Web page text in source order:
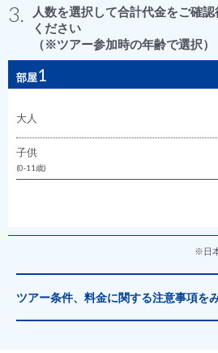
3.
人数を選択して合計代金をご確
ください
（※ツアー参加時の年齢で選択）
部屋1
大人
子供
(0-11歳)
※日